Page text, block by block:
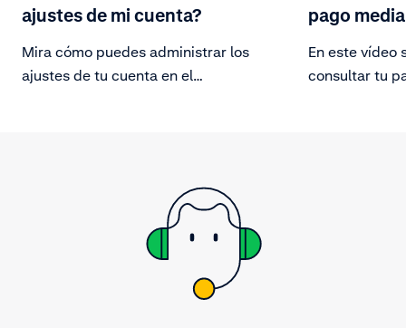
ajustes de mi cuenta?
Mira cómo puedes administrar los
ajustes de tu cuenta en el
pago
En este vídeo
consultar tu